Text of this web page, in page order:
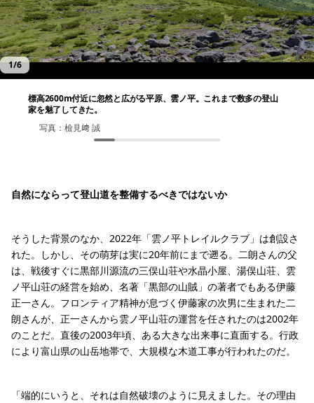
1/6
標高2600m付近に忽然と広がる平原、雲ノ平。これまで数多の登山
家を魅了してきた。
写真：檢見﨑 誠
写真：檢見﨑 誠
写真：伊藤 二朗
写真：伊藤 二朗
写真：伊藤 二朗
写真：伊藤 二朗
自然にならって登山道を整備するべきではないか
そうした背景のなか、2022年「雲ノ平トレイルクラブ」は創設さ
れた。しかし、その萌芽は実に20年前にまで遡る。二朗さんの父
は、戦後すぐに黒部川源流の三俣山荘や水晶小屋、湯俣山荘、雲
ノ平山荘の経営を始め、名著「黒部の山賊」の著者でもある伊藤
正一さん。フロンティア精神が息づく伊藤家の次男に生まれた二
朗さんが、正一さんから雲ノ平山荘の運営を任されたのは2002年
のことだ。直後の2003年頃、ある大きな出来事に直面する。行政
により富山県の山岳地帯で、大規模な木道工事が行われたのだ。
「端的にいうと、それは自然破壊のように見えました。その理由